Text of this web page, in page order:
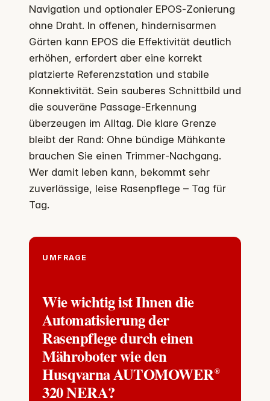
Navigation und optionaler EPOS‑Zonierung
ohne Draht. In offenen, hindernisarmen
Gärten kann EPOS die Effektivität deutlich
erhöhen, erfordert aber eine korrekt
platzierte Referenzstation und stabile
Konnektivität. Sein sauberes Schnittbild und
die souveräne Passage‑Erkennung
überzeugen im Alltag. Die klare Grenze
bleibt der Rand: Ohne bündige Mähkante
brauchen Sie einen Trimmer‑Nachgang.
Wer damit leben kann, bekommt sehr
zuverlässige, leise Rasenpflege – Tag für
Tag.
UMFRAGE
Wie wichtig ist Ihnen die
Automatisierung der
Rasenpflege durch einen
Mähroboter wie den
Husqvarna AUTOMOWER®
320 NERA?